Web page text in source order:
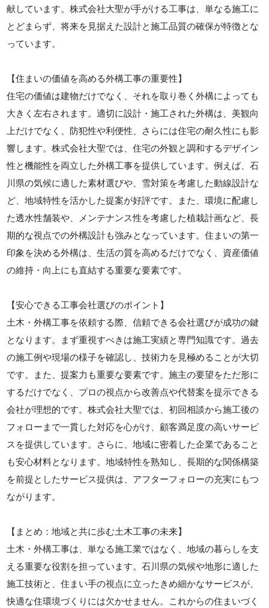
献しています。株式会社大聖が手がける工事は、単なる施工に
とどまらず、将来を見据えた設計と施工品質の確保が特徴とな
っています。
【住まいの価値を高める外構工事の重要性】
住宅の価値は建物だけでなく、それを取り巻く外構によっても
大きく左右されます。適切に設計・施工された外構は、美観向
上だけでなく、防犯性や利便性、さらには住宅の耐久性にも影
響します。株式会社大聖では、住宅の外観と調和するデザイン
性と機能性を両立した外構工事を提供しています。例えば、石
川県の気候に適した素材選びや、雪対策を考慮した動線設計な
ど、地域特性を活かした提案が好評です。また、環境に配慮し
た透水性舗装や、メンテナンス性を考慮した植栽計画など、長
期的な視点での外構設計も強みとなっています。住まいの第一
印象を決める外構は、生活の質を高めるだけでなく、資産価値
の維持・向上にも直結する重要な要素です。
【安心できる工事会社選びのポイント】
土木・外構工事を依頼する際、信頼できる会社選びが成功の鍵
となります。まず重視すべきは施工実績と専門知識です。過去
の施工例や現場の様子を確認し、技術力を見極めることが大切
です。また、提案力も重要な要素です。施主の要望をただ形に
するだけでなく、プロの視点から改善点や代替案を提示できる
会社が理想的です。株式会社大聖では、初回相談から施工後の
フォローまで一貫した対応を心がけ、顧客満足度の高いサービ
スを提供しています。さらに、地域に密着した企業であること
も安心材料となります。地域特性を熟知し、長期的な関係構築
を前提としたサービス提供は、アフターフォローの充実にもつ
ながります。
【まとめ：地域と共に歩む土木工事の未来】
土木・外構工事は、単なる施工業ではなく、地域の暮らしを支
える重要な役割を担っています。石川県の気候や地形に適した
施工技術と、住まい手の視点に立ったきめ細かなサービスが、
快適な住環境づくりには欠かせません。これからの住まいづく